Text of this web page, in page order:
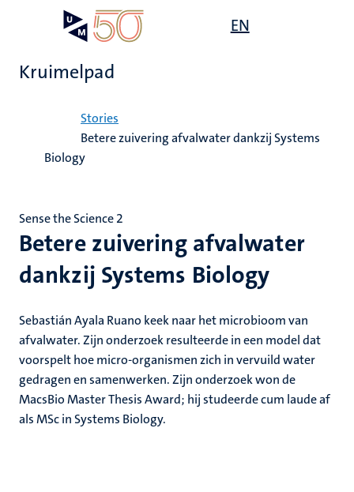
EN
Kruimelpad
Stories
Betere zuivering afvalwater dankzij Systems
Biology
Betere zuivering afvalwater
dankzij Systems Biology
Sense the Science 2
Sebastián Ayala Ruano keek naar het microbioom van
afvalwater. Zijn onderzoek resulteerde in een model dat
voorspelt hoe micro-organismen zich in vervuild water
gedragen en samenwerken. Zijn onderzoek won de
MacsBio Master Thesis Award; hij studeerde cum laude af
als MSc in Systems Biology.